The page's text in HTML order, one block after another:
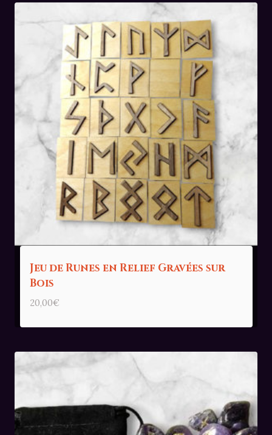
Jeu de Runes en Relief Gravées sur
Bois
20,00€